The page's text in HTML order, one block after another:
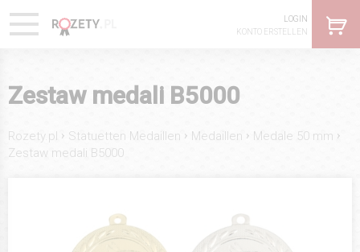
LOGIN
KONTO ERSTELLEN
Zestaw medali B5000
Rozety.pl › Statuetten Medaillen › Medaillen › Medale 50 mm ›
Zestaw medali B5000